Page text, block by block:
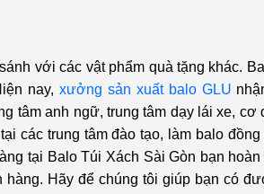
với các vật phẩm quà tặng khác.
nay, xưởng sản xuất balo GLU
tâm anh ngữ, trung tâm dạy lái xe, cơ
các trung tâm đào tạo, làm balo đồng
tại Balo Túi Xách Sài Gòn bạn hoàn
Hãy để chúng tôi giúp bạn có